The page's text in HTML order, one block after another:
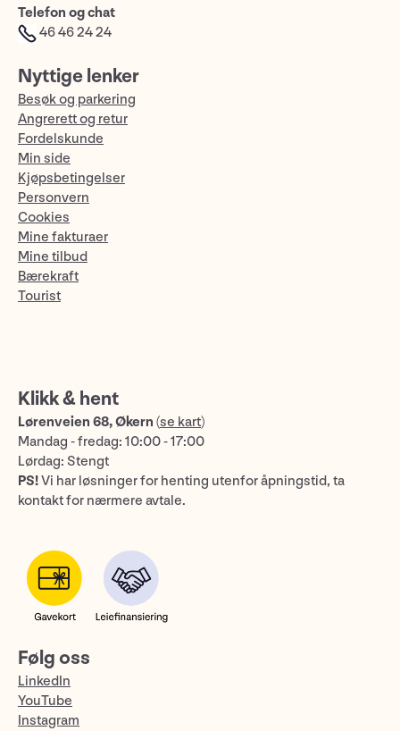
Telefon og chat
46 46 24 24
Nyttige lenker
Besøk og parkering
Angrerett og retur
Fordelskunde
Min side
Kjøpsbetingelser
Personvern
Cookies
Mine fakturaer
Mine tilbud
Bærekraft
Tourist
Klikk & hent
Lørenveien 68, Økern (se kart)
Mandag - fredag: 10:00 - 17:00
Lørdag: Stengt
PS!Vi har løsninger for henting utenfor åpningstid, ta
kontakt for nærmere avtale.
Følg oss
LinkedIn
YouTube
Instagram